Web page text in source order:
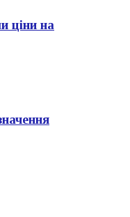
ціни на